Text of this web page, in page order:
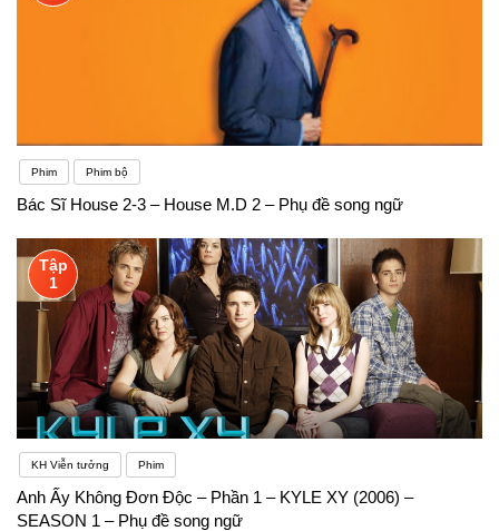
Phim Phim bộ
Bác Sĩ House 2-3 – House M.D 2 – Phụ đề song ngữ
Tập
1
KH Viễn tưởng Phim
Anh Ấy Không Đơn Độc – Phần 1 – KYLE XY (2006) –
SEASON 1 – Phụ đề song ngữ